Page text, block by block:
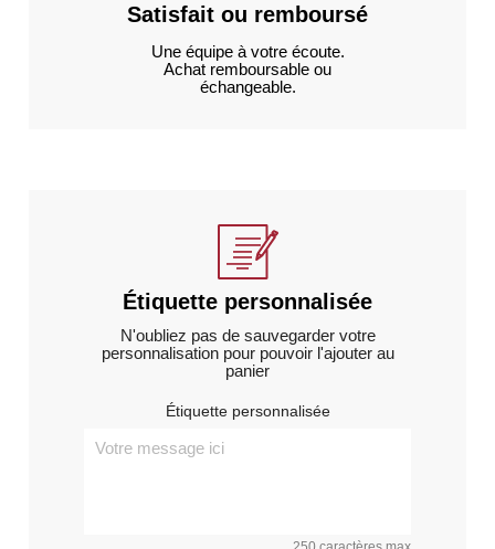
Satisfait ou remboursé
Une équipe à votre écoute.
Achat remboursable ou
échangeable.
Étiquette personnalisée
N'oubliez pas de sauvegarder votre
personnalisation pour pouvoir l'ajouter au
panier
Étiquette personnalisée